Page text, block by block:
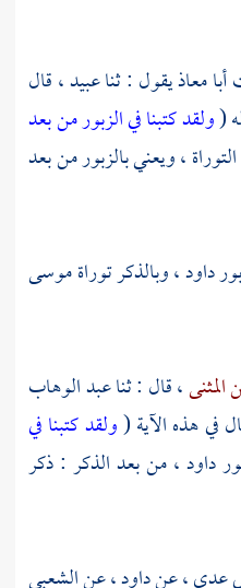
أبا معاذيقول : ثناعبيد، قال
(ولقد كتبنا في الزبور من بعد
، ويعني بالزبور من بعد
داود ، وبالذكر توراة موسى
المثنى، قال : ثناعبد الوهاب
في هذه الآية (ولقد كتبنا في
داود، من بعد الذكر : ذكر
عدي، عنداود، عنالشعبي